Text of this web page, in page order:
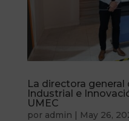
La directora
Industrial e
UMEC
por admin | May 26,